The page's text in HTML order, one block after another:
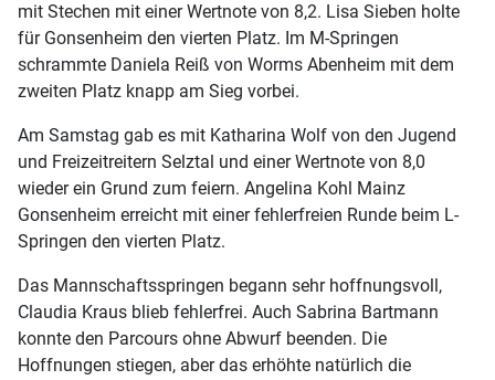
mit Stechen mit einer Wertnote von 8,2. Lisa Sieben holte
für Gonsenheim den vierten Platz. Im M-Springen
schrammte Daniela Reiß von Worms Abenheim mit dem
zweiten Platz knapp am Sieg vorbei.
Am Samstag gab es mit Katharina Wolf von den Jugend
und Freizeitreitern Selztal und einer Wertnote von 8,0
wieder ein Grund zum feiern. Angelina Kohl Mainz
Gonsenheim erreicht mit einer fehlerfreien Runde beim L-
Springen den vierten Platz.
Das Mannschaftsspringen begann sehr hoffnungsvoll,
Claudia Kraus blieb fehlerfrei. Auch Sabrina Bartmann
konnte den Parcours ohne Abwurf beenden. Die
Hoffnungen stiegen, aber das erhöhte natürlich die